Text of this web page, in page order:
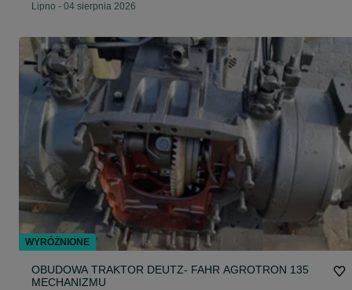
Lipno - 04 sierpnia 2026
OBUDOWA TRAKTOR DEUTZ- FAHR AGROTRON 135
MECHANIZMU
WYRÓŻNIONE